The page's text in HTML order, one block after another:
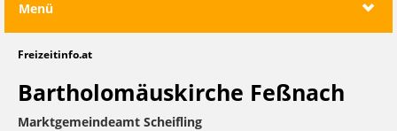
Menü
Freizeitinfo.at
Bartholomäuskirche Feßnach
Marktgemeindeamt Scheifling